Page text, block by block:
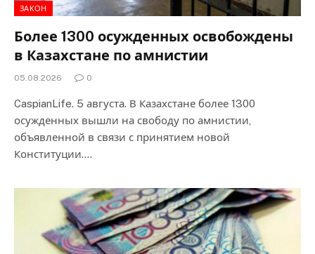
ЗАКОН
Более 1300 осужденных освобождены
в Казахстане по амнистии
05.08.2026 0
CaspianLife. 5 августа. В Казахстане более 1300
осужденных вышли на свободу по амнистии,
объявленной в связи с принятием новой
Конституции.…